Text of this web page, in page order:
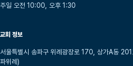
주일 오전 10:00, 오후 1:30
교회 정보
서울특별시 송파구 위례광장로 170, 상가A동
파위례)